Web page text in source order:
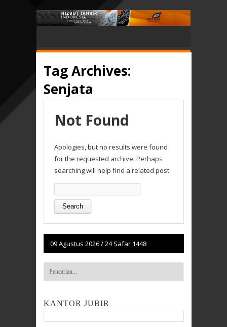
Tag Archives:
Senjata
Not Found
Apologies, but no results were found
for the requested archive. Perhaps
searching will help find a related post.
for:
09 Agustus 2026/24 Safar 1448
KANTOR JUBIR